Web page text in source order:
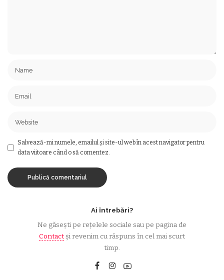
Salvează-mi numele, emailul și site-ul web în acest navigator pentru
data viitoare când o să comentez.
Ai întrebări?
Ne găsești pe rețelele sociale sau pe pagina de
Contactși revenim cu răspuns în cel mai scurt
timp.